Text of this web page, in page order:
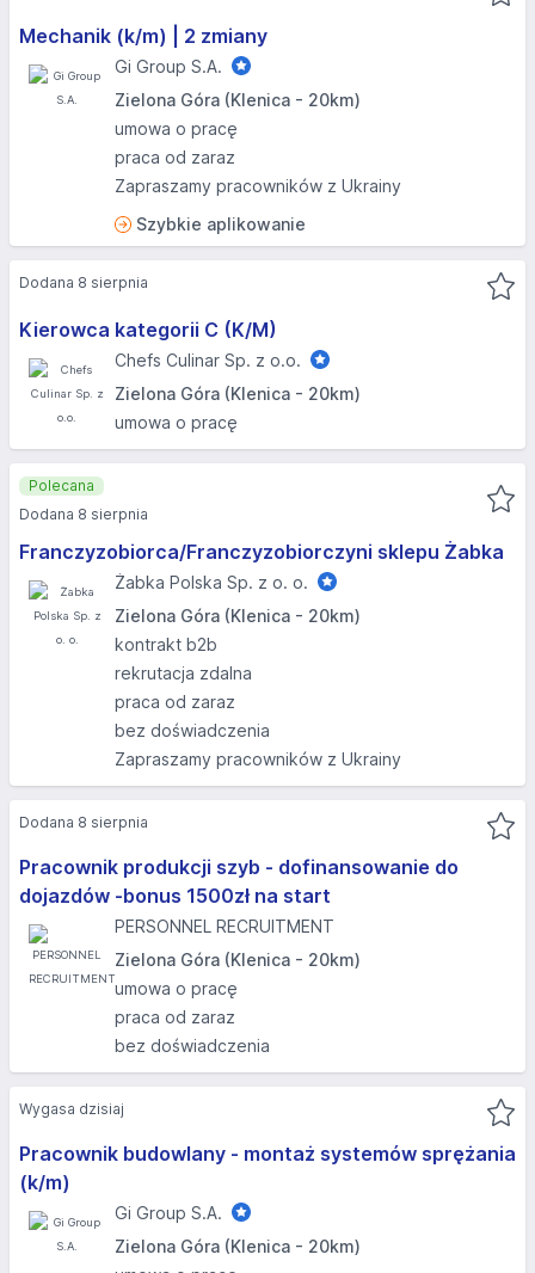
Mechanik (k/m) | 2 zmiany
Gi Group S.A.
Zielona Góra (Klenica - 20km)
umowa o pracę
praca od zaraz
Zapraszamy pracowników z Ukrainy
Szybkie aplikowanie
Kierowca kategorii C (K/M)
Chefs Culinar Sp. z o.o.
Zielona Góra (Klenica - 20km)
umowa o pracę
Dodana 8 sierpnia
Franczyzobiorca/Franczyzobiorczyni sklepu Żabka
Żabka Polska Sp. z o. o.
Zielona Góra (Klenica - 20km)
kontrakt b2b
rekrutacja zdalna
praca od zaraz
bez doświadczenia
Zapraszamy pracowników z Ukrainy
Polecana
Dodana 8 sierpnia
Pracownik produkcji szyb - dofinansowanie do
dojazdów -bonus 1500zł na start
PERSONNEL RECRUITMENT
Zielona Góra (Klenica - 20km)
umowa o pracę
praca od zaraz
bez doświadczenia
Dodana 8 sierpnia
Pracownik budowlany - montaż systemów sprężania
(k/m)
Gi Group S.A.
Zielona Góra (Klenica - 20km)
Wygasa dzisiaj